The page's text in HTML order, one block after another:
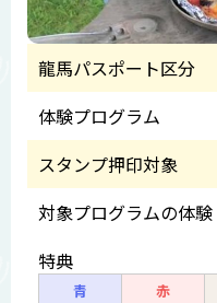
龍馬パスポート区分
体験プログラム
スタンプ押印対象
対象プログラムの体験
特典
青 赤